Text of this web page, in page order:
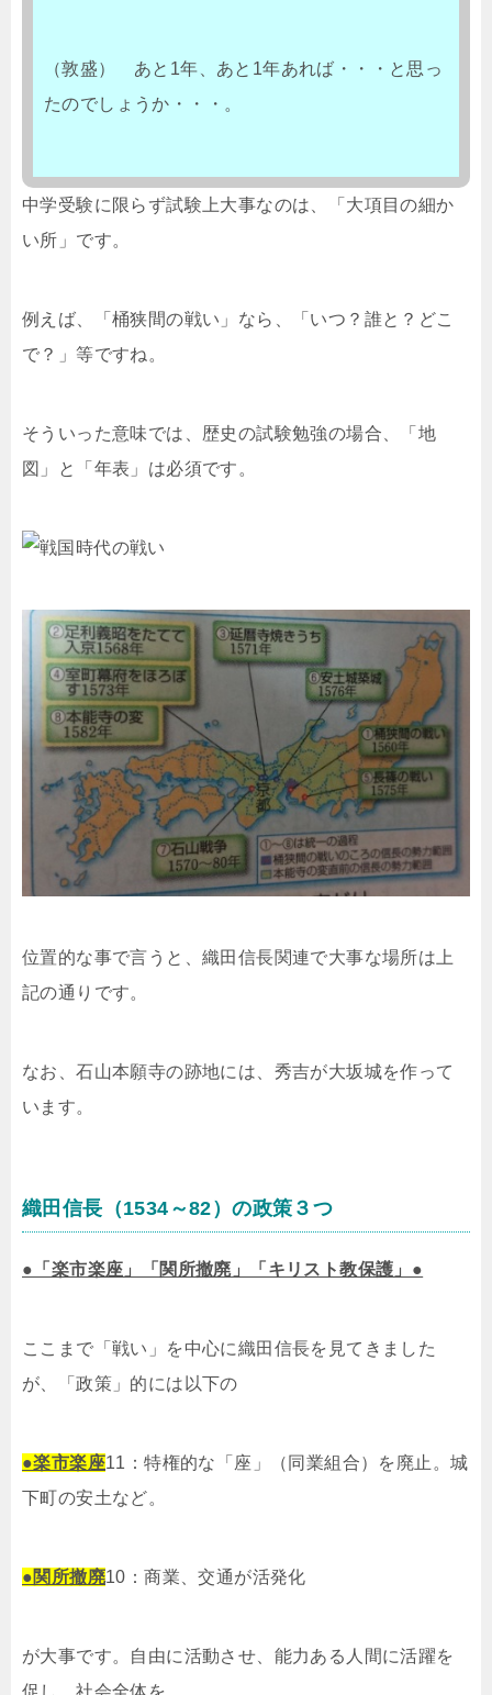
（敦盛） あと1年、あと1年あれば・・・と思っ
たのでしょうか・・・。
中学受験に限らず試験上大事なのは、「大項目の細か
い所」です。
例えば、「桶狭間の戦い」なら、「いつ？誰と？どこ
で？」等ですね。
そういった意味では、歴史の試験勉強の場合、「地
図」と「年表」は必須です。
位置的な事で言うと、織田信長関連で大事な場所は上
記の通りです。
なお、石山本願寺の跡地には、秀吉が大坂城を作って
います。
織田信長（1534～82）の政策３つ
●「楽市楽座」「関所撤廃」「キリスト教保護」●
ここまで「戦い」を中心に織田信長を見てきました
が、「政策」的には以下の
●楽市楽座11：特権的な「座」（同業組合）を廃止。城
下町の安土など。
●関所撤廃10：商業、交通が活発化
が大事です。自由に活動させ、能力ある人間に活躍を
促し、社会全体を